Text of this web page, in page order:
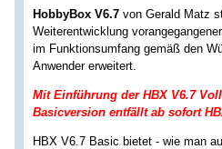
HobbyBox V6.7 von Gerald Matz
Weiterentwicklung
im Funktionsumfang gemäß den
Anwender erweitert.
Mit Einführung der HBX V6.7
Basicversion entfällt ab sofort
HBX V6.7 Basic bietet - wie man